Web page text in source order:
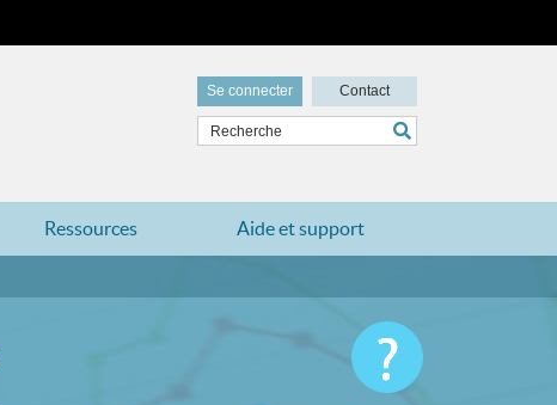
Se connecter Contact
Ressources Aide et support